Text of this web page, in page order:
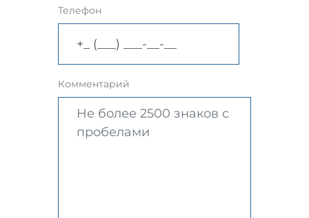
Телефон
Комментарий